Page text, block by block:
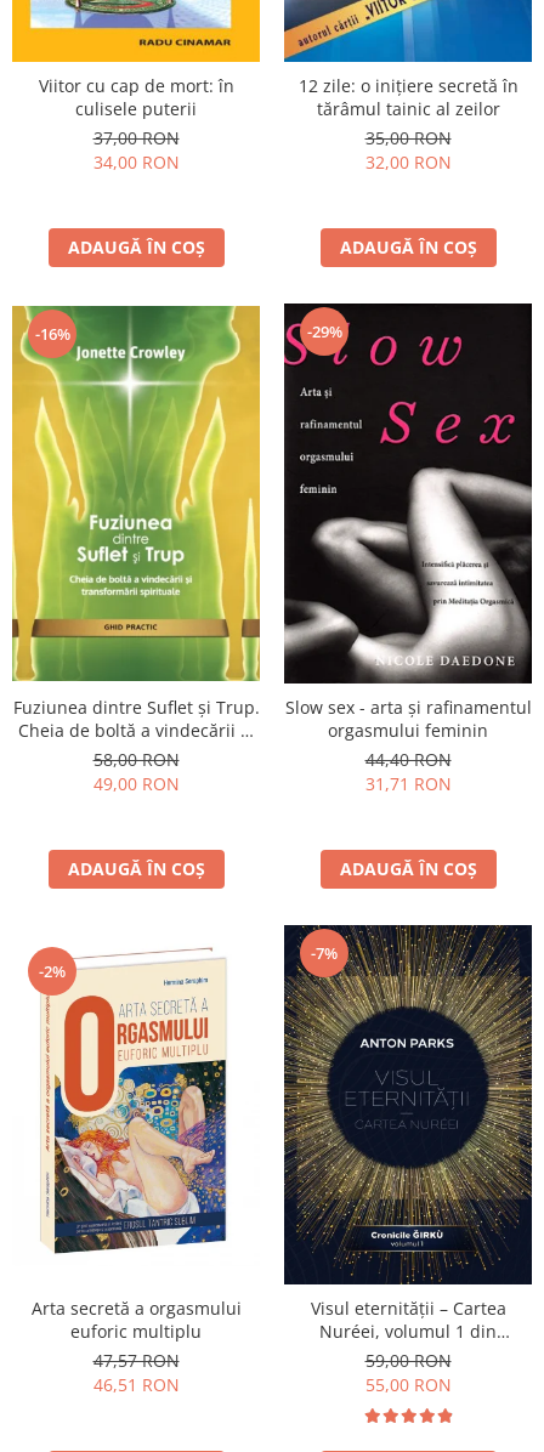
Viitor cu cap de mort: în
culisele puterii
37,00 RON
34,00 RON
ADAUGĂ ÎN COȘ
12 zile: o inițiere secretă în
tărâmul tainic al zeilor
35,00 RON
32,00 RON
ADAUGĂ ÎN COȘ
-16%
Fuziunea dintre Suflet și Trup.
Cheia de boltă a vindecării și
transformării spirituale
58,00 RON
49,00 RON
ADAUGĂ ÎN COȘ
-29%
Slow sex - arta şi rafinamentul
orgasmului feminin
44,40 RON
31,71 RON
ADAUGĂ ÎN COȘ
-2%
Arta secretă a orgasmului
euforic multiplu
47,57 RON
46,51 RON
-7%
Visul eternității – Cartea
Nuréei, volumul 1 din
Cronicile Ǧírkù
59,00 RON
55,00 RON